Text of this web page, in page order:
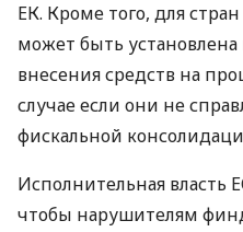
ЕК. Кроме того, для
может быть
внесения средств на
случае если они не
фискальной
Исполнительная власть
чтобы нарушителям